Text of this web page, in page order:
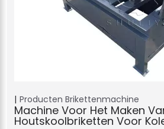
Producten Brikettenmachine
Machine Voor Het Maken
Houtskoolbriketten Voor